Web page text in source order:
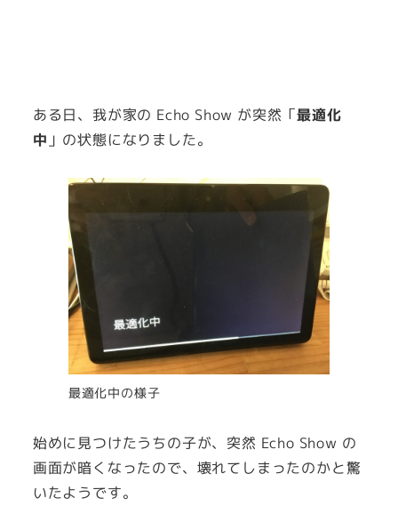
ある日、我が家の Echo Show が突然「最適化
中 」の状態になりました。
最適化中の様子
始めに見つけたうちの子が、突然 Echo Show の
画面が暗くなったので、壊れてしまったのかと驚
いたようです。